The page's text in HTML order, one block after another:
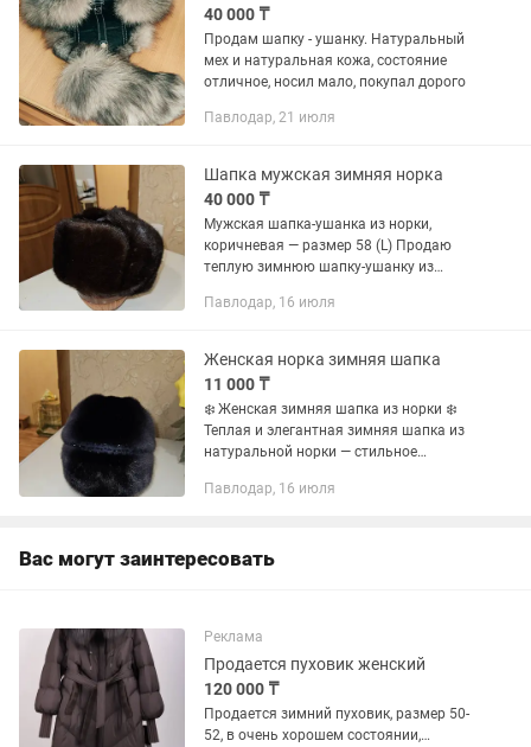
40 000 ₸
Продам шапку - ушанку. Натуральный
мех и натуральная кожа, состояние
отличное, носил мало, покупал дорого
Павлодар, 21 июля
Шапка мужская зимняя норка
40 000 ₸
Мужская шапка-ушанка из норки,
коричневая — размер 58 (L) Продаю
теплую зимнюю шапку-ушанку из
Коричневый ▪️ Размер: 58 / L / 7¼ —
Павлодар, 16 июля
Женская норка зимняя шапка
11 000 ₸
❄️ Женская зимняя шапка из норки ❄️
Теплая и элегантная зимняя шапка из
натуральной норки — стильное
Мягкий и плотный мех надежно
Павлодар, 16 июля
Вас могут заинтересовать
Реклама
Продается пуховик женский
120 000 ₸
Продается зимний пуховик, размер 50-
52, в очень хорошем состоянии,